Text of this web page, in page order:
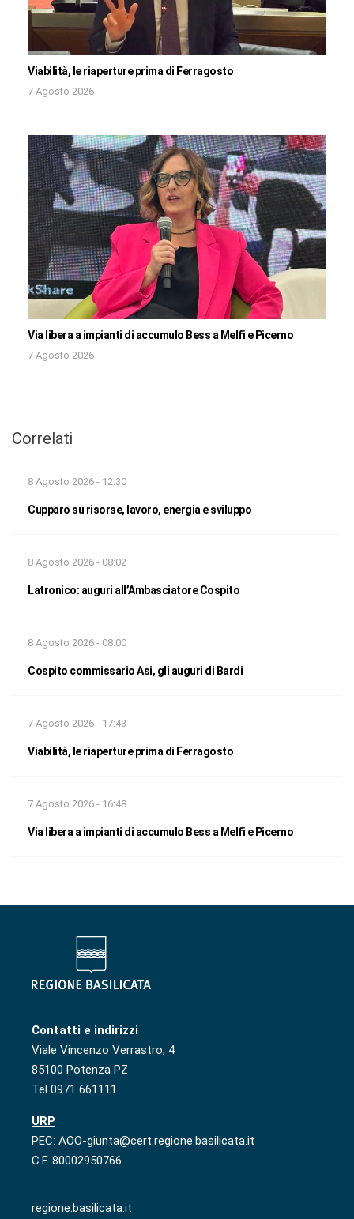
Viabilità, le riaperture prima di Ferragosto
7 Agosto 2026
Via libera a impianti di accumulo Bess a Melfi e Picerno
7 Agosto 2026
Correlati
8 Agosto 2026 - 12:30
Cupparo su risorse, lavoro, energia e sviluppo
8 Agosto 2026 - 08:02
Latronico: auguri all’Ambasciatore Cospito
8 Agosto 2026 - 08:00
Cospito commissario Asi, gli auguri di Bardi
7 Agosto 2026 - 17:43
Viabilità, le riaperture prima di Ferragosto
7 Agosto 2026 - 16:48
Via libera a impianti di accumulo Bess a Melfi e Picerno
Contatti e indirizzi
Viale Vincenzo Verrastro, 4
85100 Potenza PZ
Tel 0971 661111
URP
PEC: AOO-giunta@cert.regione.basilicata.it
C.F. 80002950766
regione.basilicata.it